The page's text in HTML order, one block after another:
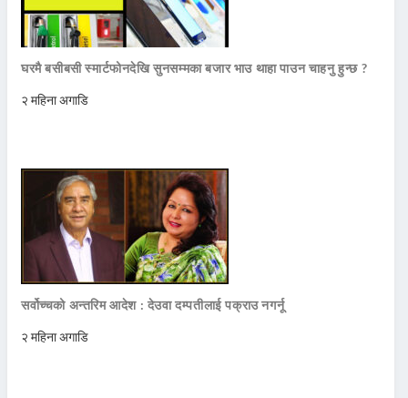
घरमै बसीबसी स्मार्टफोनदेखि सुनसम्मका बजार भाउ थाहा पाउन चाहनु हुन्छ ?
२ महिना अगाडि
सर्वोच्चको अन्तरिम आदेश : देउवा दम्पतीलाई पक्राउ नगर्नू
२ महिना अगाडि